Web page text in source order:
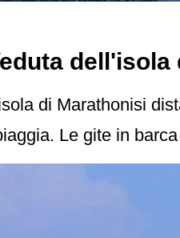
dell'isola
di Marathonisi
Le gite in